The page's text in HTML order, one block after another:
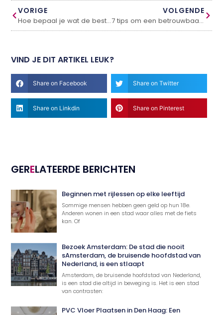
VORIGE
Hoe bepaal je wat de beste traplift is?
VOLGENDE
7 tips om een betrouwbaar verhuisbedrijf in Amsterdam te vinden
VIND JE DIT ARTIKEL LEUK?
Share on Facebook Share on Twitter
Share on Linkdin Share on Pinterest
GERELATEERDE BERICHTEN
Beginnen met rijlessen op elke leeftijd
Sommige mensen hebben geen geld op hun 18e.
Anderen wonen in een stad waar alles met de fiets
kan. Of
Bezoek Amsterdam: De stad die nooit
sAmsterdam, de bruisende hoofdstad van
Nederland, is een stlaapt
Amsterdam, de bruisende hoofdstad van Nederland,
is een stad die altijd in beweging is. Het is een stad
van contrasten:
PVC Vloer Plaatsen in Den Haag: Een